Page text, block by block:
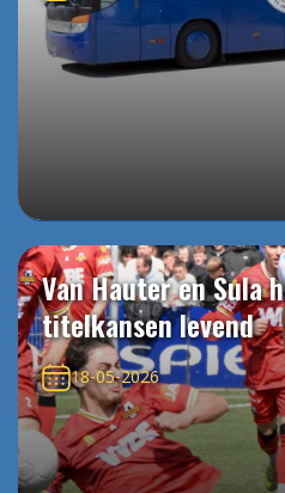
Van Hauter en Sula
titelkansen levend
18-05-2026